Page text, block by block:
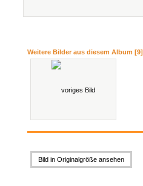
Weitere Bilder aus diesem Album [9]
Bild in Originalgröße ansehen